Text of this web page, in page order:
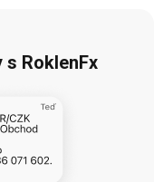
RoklenFx